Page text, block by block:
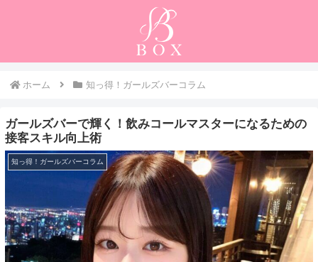
ホーム 知っ得！ガールズバーコラム
ガールズバーで輝く！飲みコールマスターになるための
接客スキル向上術
知っ得！ガールズバーコラム